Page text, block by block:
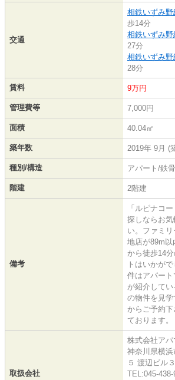
交通
相鉄いずみ野
歩14分
相鉄いずみ野
27分
相鉄いずみ野
28分
賃料 9万円
管理費等 7,000円
面積 40.04㎡
築年数 2019年 9月 (
種別/構造 アパート/鉄
階建 2階建
備考
「ルピナコ
探しならお気
い。ファミ
地店が89m以
から徒歩14
トはいかが
件はアパート
が紹介して
の物件を見学
からご予約
ております。
取扱会社
株式会社アパ
神奈川県横浜
５ 渡辺ビル
TEL:045-438-